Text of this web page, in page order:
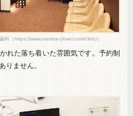
科（https://www.namba-clover.com/clinic/）
れた落ち着いた雰囲気です。予約制
りません。